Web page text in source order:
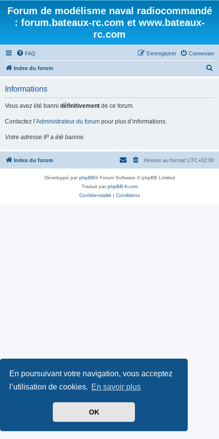
En poursuivant votre navigation, vous acceptez
l’utilisation de cookies. En savoir plus
OK
Forum de modélisme naval radiocommandé
: forum.bateaux-rc.com et www.bateaux-
rc.com
FAQ Connexion
S’enregistrer
Index du forum
e
Informations
Vous avez été banni définitivement de ce forum.
Contactez l’Administrateur du forum pour plus d’informations.
Votre adresse IP a été bannie.
Index du forum Heures au format UTC+02:00
Développé parphpBB® Forum Software © phpBB Limited
Traduit parphpBB-fr.com
Confidentialité | Conditions